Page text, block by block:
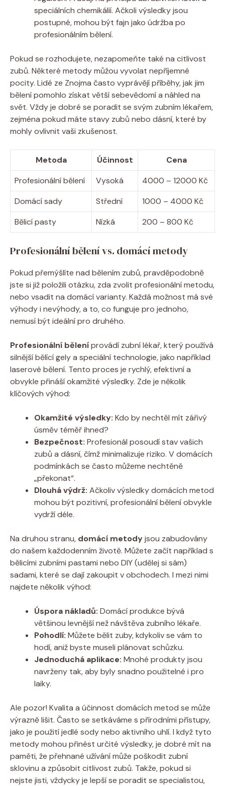
speciálních chemikálií. Ačkoli výsledky jsou
postupné, mohou být fajn jako údržba po
profesionálním bělení.
Pokud se rozhodujete, nezapomeňte také na citlivost
zubů. Některé metody můžou vyvolat nepříjemné
pocity. Lidé ze Znojma často vyprávějí příběhy, jak jim
bělení pomohlo získat větší sebevědomí a náhled na
svět. Vždy je dobré se poradit se svým zubním lékařem,
zejména pokud máte stavy zubů nebo dásní, které by
mohly ovlivnit vaši zkušenost.
Metoda Účinnost
Cena
Profesionální bělení
Vysoká
4000 – 12000 Kč
Domácí sady
Střední
1000 – 4000 Kč
Bělicí pasty
Nízká 200 – 800 Kč
Profesionální bělení vs. domácí metody
Pokud přemýšlíte nad bělením zubů, pravděpodobně
jste si již položili otázku, zda zvolit profesionální metodu,
nebo vsadit na domácí varianty. Každá možnost má své
výhody i nevýhody, a to, co funguje pro jednoho,
nemusí být ideální pro druhého.
Profesionální běleníprovádí zubní lékař, který používá
silnější bělící gely a speciální technologie, jako například
laserové bělení. Tento proces je rychlý, efektivní a
obvykle přináší okamžité výsledky. Zde je několik
klíčových výhod:
Okamžité výsledky: Kdo by nechtěl mít zářivý
úsměv téměř ihned?
Bezpečnost: Profesionál posoudí stav vašich
zubů a dásní, čímž minimalizuje riziko. V domácích
podmínkách se často můžeme nechtěně
„překonat“.
Dlouhá výdrž: Ačkoliv výsledky domácích metod
mohou být pozitivní, profesionální bělení obvykle
vydrží déle.
Na druhou stranu, domácí metodyjsou zabudovány
do našem každodenním životě. Můžete začít například s
bělicími zubními pastami nebo DIY (udělej si sám)
sadami, které se dají zakoupit v obchodech. I mezi nimi
najdete několik výhod:
Úspora nákladů: Domácí produkce bývá
většinou levnější než návštěva zubního lékaře.
Pohodlí: Můžete bělit zuby, kdykoliv se vám to
hodí, aniž byste museli plánovat schůzku.
Jednoduchá aplikace: Mnohé produkty jsou
navrženy tak, aby byly snadno použitelné i pro
laiky.
Ale pozor! Kvalita a účinnost domácích metod se může
výrazně lišit. Často se setkáváme s přírodními přístupy,
jako je použití jedlé sody nebo aktivního uhlí. I když tyto
metody mohou přinést určité výsledky, je dobré mít na
paměti, že přehnané užívání může poškodit zubní
sklovinu a způsobit citlivost zubů. Takže, pokud si
nejste jisti, vždycky je lepší se poradit se specialistou,